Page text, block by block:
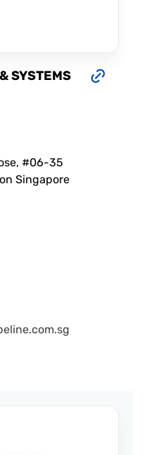
SYSTEMS
#06-35
Singapore